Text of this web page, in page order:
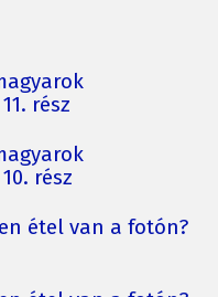
rész
rész
étel van a fotón?